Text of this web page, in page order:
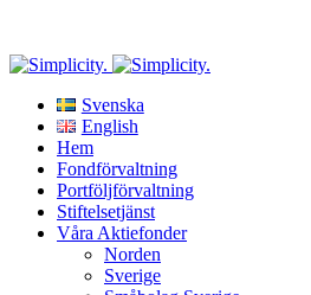
Svenska
English
Hem
Fondförvaltning
Portföljförvaltning
Stiftelsetjänst
Våra Aktiefonder
Norden
Sverige